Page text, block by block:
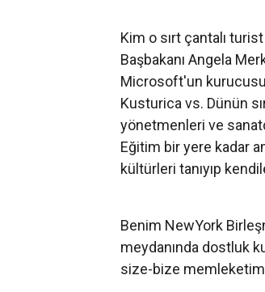
Kim o sırt çantalı
Başbakanı Angela
Microsoft'un
Kusturica vs. Dünün
yönetmenleri ve
Eğitim bir yere kadar
kültürleri tanıyıp
Benim NewYork
meydanında dostluk
size-bize